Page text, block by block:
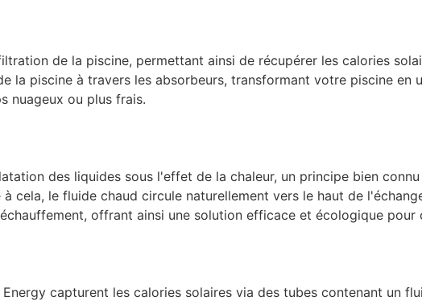
de la piscine, permettant ainsi de récupérer les calories
la piscine à travers les absorbeurs, transformant votre piscine en
nuageux ou plus frais.
des liquides sous l'effet de la chaleur, un principe bien
cela, le fluide chaud circule naturellement vers le haut de
offrant ainsi une solution efficace et écologique pour
capturent les calories solaires via des tubes contenant un